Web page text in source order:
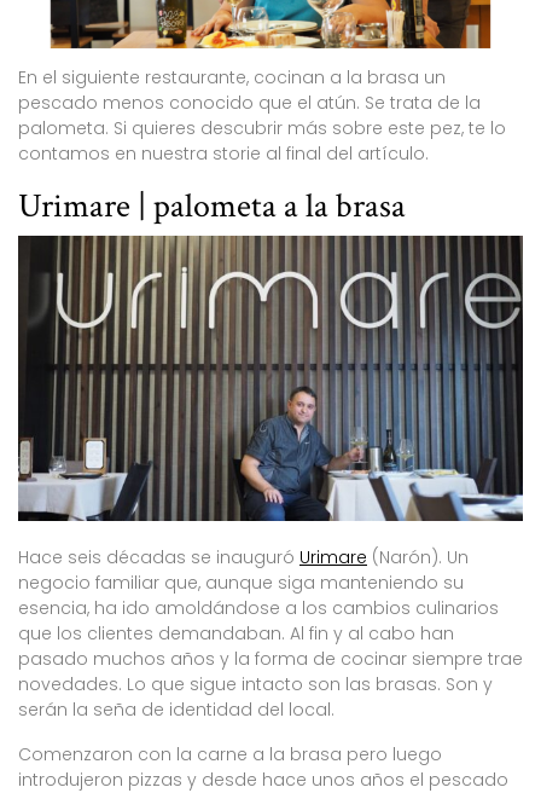
En el siguiente restaurante, cocinan a la brasa un
pescado menos conocido que el atún. Se trata de la
palometa. Si quieres descubrir más sobre este pez, te lo
contamos en nuestra storie al final del artículo.
Urimare | palometa a la brasa
Hace seis décadas se inauguró Urimare (Narón). Un
negocio familiar que, aunque siga manteniendo su
esencia, ha ido amoldándose a los cambios culinarios
que los clientes demandaban. Al fin y al cabo han
pasado muchos años y la forma de cocinar siempre trae
novedades. Lo que sigue intacto son las brasas. Son y
serán la seña de identidad del local.
Comenzaron con la carne a la brasa pero luego
introdujeron pizzas y desde hace unos años el pescado